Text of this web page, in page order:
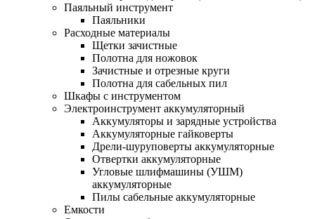
Паяльный инструмент
Паяльники
Расходные материалы
Щетки зачистные
Полотна для ножовок
Зачистные и отрезные круги
Полотна для сабельных пил
Шкафы с инструментом
Электроинструмент аккумуляторный
Аккумуляторы и зарядные устройства
Аккумуляторные гайковерты
Дрели-шуруповерты аккумуляторные
Отвертки аккумуляторные
Угловые шлифмашины (УШМ)
аккумуляторные
Пилы сабельные аккумуляторные
Емкости